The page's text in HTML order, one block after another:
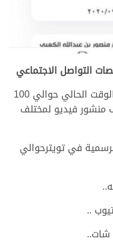
التواصل الاجتماعي
يحتوي الموقع الرسمي للبرقه في الوقت الحالي حوالي 100
منها ما يقرب من 70 ألف منشور فيديو لمختلف
في تويترحوالي